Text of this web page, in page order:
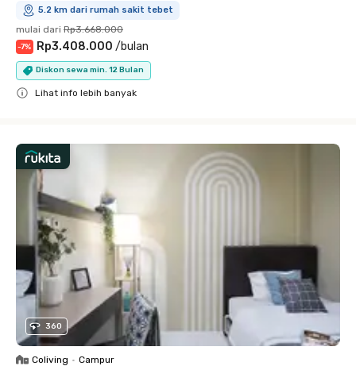
5.2 km dari rumah sakit tebet
mulai dari Rp3.668.000
-7% Rp3.408.000 /bulan
Diskon sewa min. 12 Bulan
Lihat info lebih banyak
360
Coliving • Campur